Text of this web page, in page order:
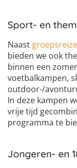
Sport- en
Naast
bieden we ook
binnen een
voetbalkampen,
outdoor-/
In deze kampen
vrije tijd
programma te
Jongeren- en